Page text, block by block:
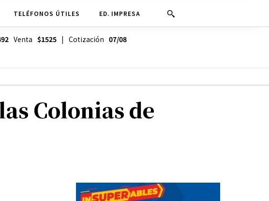
TELÉFONOS ÚTILES ED. IMPRESA
Venta $1525| Cotización 07/08
Colonias de